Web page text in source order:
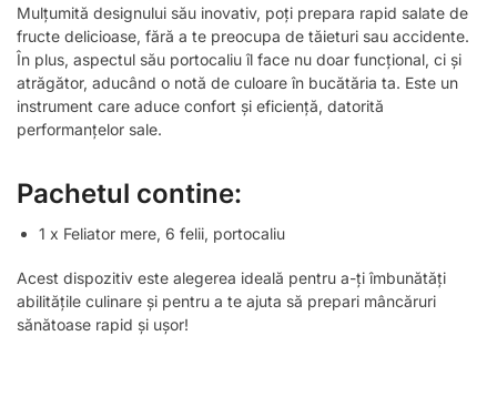
Mulțumită designului său inovativ, poți prepara rapid salate de
fructe delicioase, fără a te preocupa de tăieturi sau accidente.
În plus, aspectul său portocaliu îl face nu doar funcțional, ci și
atrăgător, aducând o notă de culoare în bucătăria ta. Este un
instrument care aduce confort și eficiență, datorită
performanțelor sale.
Pachetul contine:
1 x Feliator mere, 6 felii, portocaliu
Acest dispozitiv este alegerea ideală pentru a-ți îmbunătăți
abilitățile culinare și pentru a te ajuta să prepari mâncăruri
sănătoase rapid și ușor!